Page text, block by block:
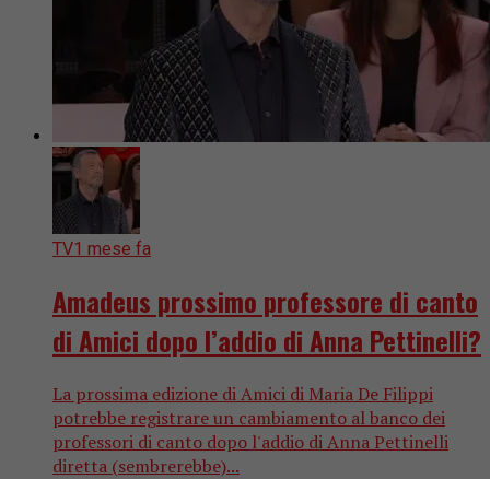
TV1 mese fa
Amadeus prossimo professore di canto
di Amici dopo l’addio di Anna Pettinelli?
La prossima edizione di Amici di Maria De Filippi
potrebbe registrare un cambiamento al banco dei
professori di canto dopo l'addio di Anna Pettinelli
diretta (sembrerebbe)...